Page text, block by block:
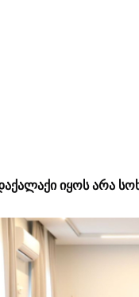
იყოს არა